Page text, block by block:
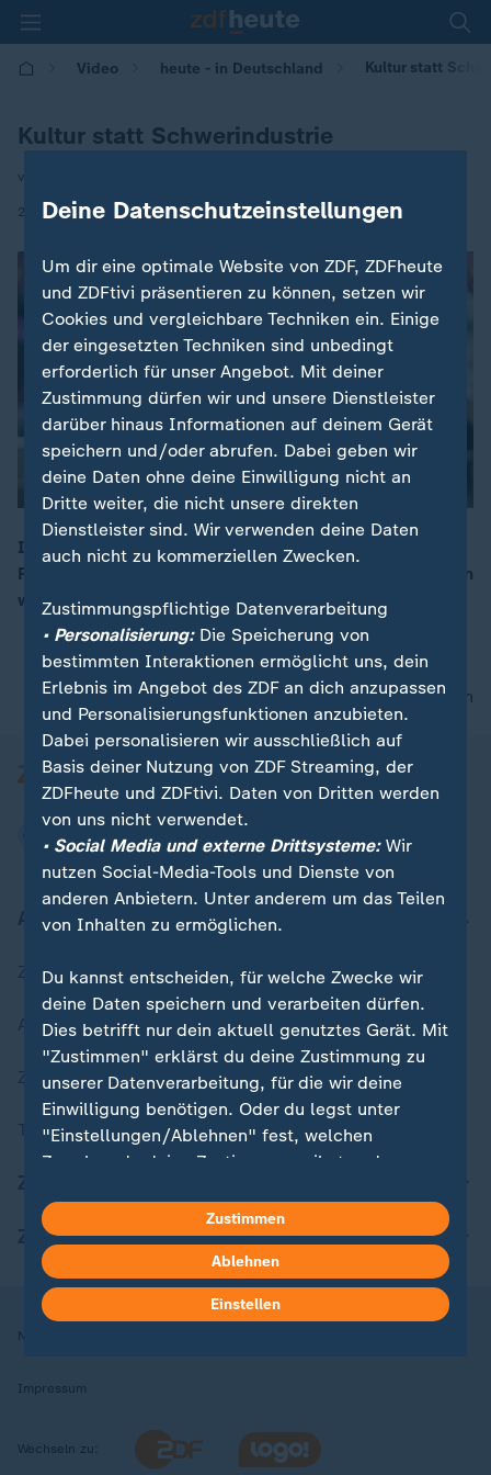
Video heute - in Deutschland Kultur statt
Kultur statt Schwerindustrie
von Kerstin Edinger
28.08.2025 | 14:00
Im Ruhrgebiet findet einen Monat lang die
Ruhrtriennale statt. An ehemaligen Industriestandorten
wird gesungen, getanzt und geschauspielert.
nach oben
Aktuell bei ZDFheute
Zuletzt veröffentlicht
Aktuelle Sendungs-Videos
ZDFheute Stories
Themen im Überblick
ZDFheute Apps
Nutzungsbedingungen
Impressum
Wechseln zu:
Deine Datenschutzeinstellungen
Um dir eine optimale Website von ZDF, ZDFheute
und ZDFtivi präsentieren zu können, setzen wir
Cookies und vergleichbare Techniken ein. Einige
der eingesetzten Techniken sind unbedingt
erforderlich für unser Angebot. Mit deiner
Zustimmung dürfen wir und unsere Dienstleister
darüber hinaus Informationen auf deinem Gerät
speichern und/oder abrufen. Dabei geben wir
deine Daten ohne deine Einwilligung nicht an
Dritte weiter, die nicht unsere direkten
Dienstleister sind. Wir verwenden deine Daten
auch nicht zu kommerziellen Zwecken.
Zustimmungspflichtige Datenverarbeitung
• Personalisierung:Die Speicherung von
bestimmten Interaktionen ermöglicht uns, dein
Erlebnis im Angebot des ZDF an dich anzupassen
und Personalisierungsfunktionen anzubieten.
Dabei personalisieren wir ausschließlich auf
Basis deiner Nutzung von ZDF Streaming, der
ZDFheute und ZDFtivi. Daten von Dritten werden
von uns nicht verwendet.
• Social Media und externe Drittsysteme:Wir
nutzen Social-Media-Tools und Dienste von
anderen Anbietern. Unter anderem um das Teilen
von Inhalten zu ermöglichen.
Du kannst entscheiden, für welche Zwecke wir
deine Daten speichern und verarbeiten dürfen.
Dies betrifft nur dein aktuell genutztes Gerät. Mit
"Zustimmen" erklärst du deine Zustimmung zu
unserer Datenverarbeitung, für die wir deine
Einwilligung benötigen. Oder du legst unter
"Einstellungen/Ablehnen" fest, welchen
Zwecken du deine Zustimmung gibst und
kannst du jederzeit mit Wirkung für die Zukunft
in deinen Einstellungen widerrufen oder ändern.
Hier findest du das Impressum.
Weitere Informationen findest du in unserer
Zustimmen
Ablehnen
Einstellen